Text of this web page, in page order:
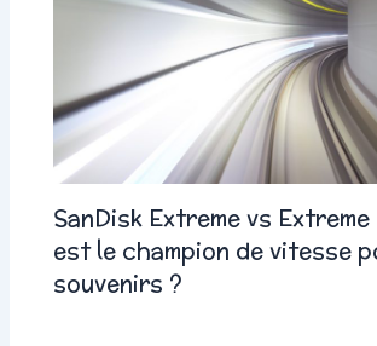
SanDisk Extreme vs
est le champion de vitesse
souvenirs ?